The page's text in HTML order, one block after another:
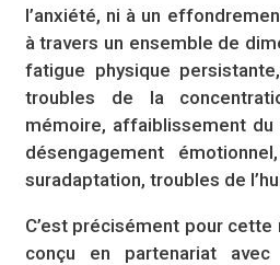
l’anxiété, ni à un
à travers un ensemble de
fatigue physique
troubles de la
mémoire, affaiblissement
désengagement
suradaptation, troubles de
C’est précisément pour cette
conçu en partenariat